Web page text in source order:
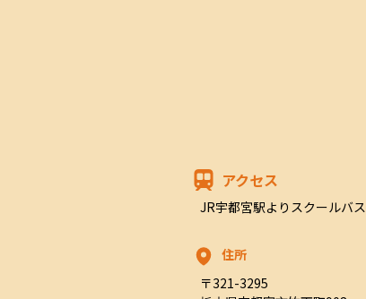
アクセス
JR宇都宮駅よりスクールバス
住所
〒321-3295